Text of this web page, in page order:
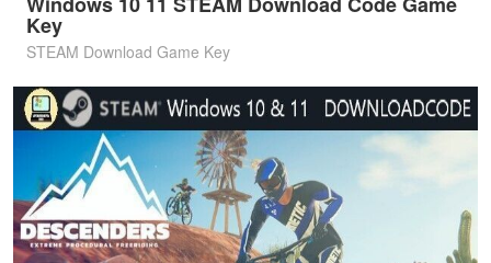
Key
STEAM Download Game Key